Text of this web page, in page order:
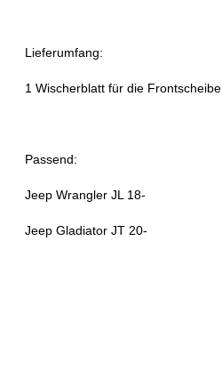
Lieferumfang:
1 Wischerblatt für die Frontscheibe
Passend:
Jeep Wrangler JL 18-
Jeep Gladiator JT 20-